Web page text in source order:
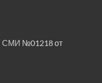
СМИ №01218 от